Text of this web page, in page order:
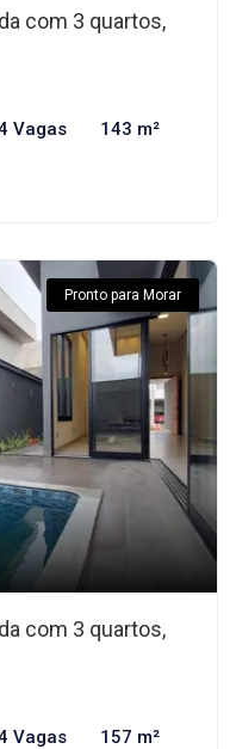
com 3 quartos,
Vagas 143 m²
Pronto para Morar
com 3 quartos,
Vagas 157 m²